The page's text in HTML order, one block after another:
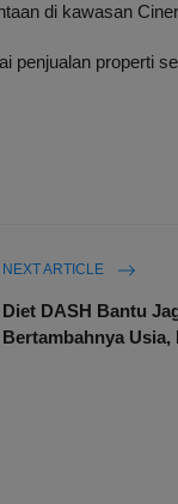
di kawasan
properti
NEXT ARTICLE
Diet DASH Bantu
Bertambahnya Usia,